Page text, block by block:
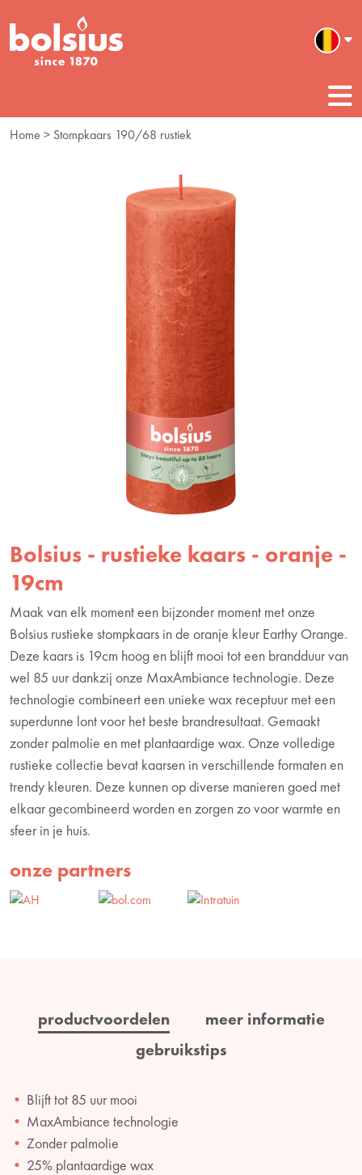
Home > Stompkaars 190/68 rustiek
Bolsius - rustieke kaars - oranje -
19cm
Maak van elk moment een bijzonder moment met onze
Bolsius rustieke stompkaars in de oranje kleur Earthy Orange.
Deze kaars is 19cm hoog en blijft mooi tot een brandduur van
wel 85 uur dankzij onze MaxAmbiance technologie. Deze
technologie combineert een unieke wax receptuur met een
superdunne lont voor het beste brandresultaat. Gemaakt
zonder palmolie en met plantaardige wax. Onze volledige
rustieke collectie bevat kaarsen in verschillende formaten en
trendy kleuren. Deze kunnen op diverse manieren goed met
elkaar gecombineerd worden en zorgen zo voor warmte en
sfeer in je huis.
onze partners
productvoordelen
meer informatie
gebruikstips
Blijft tot 85 uur mooi
MaxAmbiance technologie
Zonder palmolie
25% plantaardige wax